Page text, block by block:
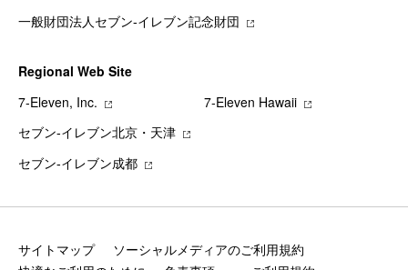
一般財団法人セブン-イレブン記念財団
Regional Web Site
7‐Eleven, Inc.
7‐Eleven Hawaii
セブン‐イレブン北京・天津
セブン‐イレブン成都
サイトマップ
ソーシャルメディアのご利用規約